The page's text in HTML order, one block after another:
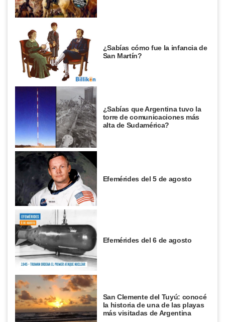
¿Sabías cómo fue la infancia de
San Martín?
¿Sabías que Argentina tuvo la
torre de comunicaciones más
alta de Sudamérica?
Efemérides del 5 de agosto
Efemérides del 6 de agosto
San Clemente del Tuyú: conocé
la historia de una de las playas
más visitadas de Argentina